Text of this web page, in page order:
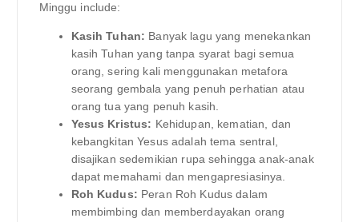
Minggu include:
Kasih Tuhan: Banyak lagu yang menekankan
kasih Tuhan yang tanpa syarat bagi semua
orang, sering kali menggunakan metafora
seorang gembala yang penuh perhatian atau
orang tua yang penuh kasih.
Yesus Kristus: Kehidupan, kematian, dan
kebangkitan Yesus adalah tema sentral,
disajikan sedemikian rupa sehingga anak-anak
dapat memahami dan mengapresiasinya.
Roh Kudus: Peran Roh Kudus dalam
membimbing dan memberdayakan orang